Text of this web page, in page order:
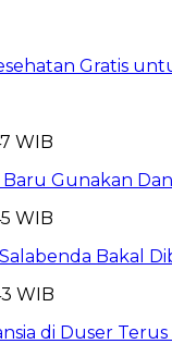
Gratis
WIB
Baru Gunakan
WIB
Bakal
WIB
di Duser